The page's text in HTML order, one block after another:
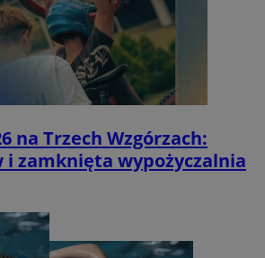
na Trzech Wzgórzach:
i zamknięta wypożyczalnia